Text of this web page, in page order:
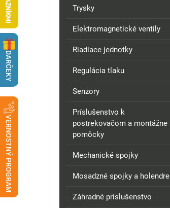
Trysky
Elektromagnetické ventily
Riadiace jednotky
Regulácia tlaku
Senzory
Príslušenstvo k
postrekovačom a montážne
pomôcky
Mechanické spojky
Mosadzné spojky a holendre
Záhradné príslušenstvo
DARČEKY
VERNOSTNÝ PROGRAM